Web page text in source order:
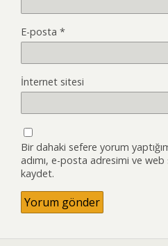
E-posta *
İnternet sitesi
Bir dahaki sefere yorum
adımı, e-posta adresimi ve web
kaydet.